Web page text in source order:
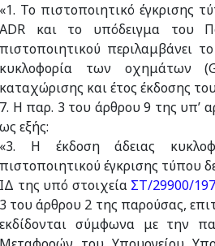
«1. Το πιστοποιητικό έγκρισης
ADR και το υπόδειγμα του
πιστοποιητικού περιλαμβάνει
κυκλοφορία των οχημάτων
καταχώρισης και έτος έκδοσης
7. Η παρ. 3 του άρθρου 9 της υπ’
ως εξής:
«3. Η έκδοση άδειας
πιστοποιητικού έγκρισης τύπου
ΙΔ της υπό στοιχεία ΣΤ/29900/
3 του άρθρου 2 της παρούσας,
εκδίδονται σύμφωνα με την